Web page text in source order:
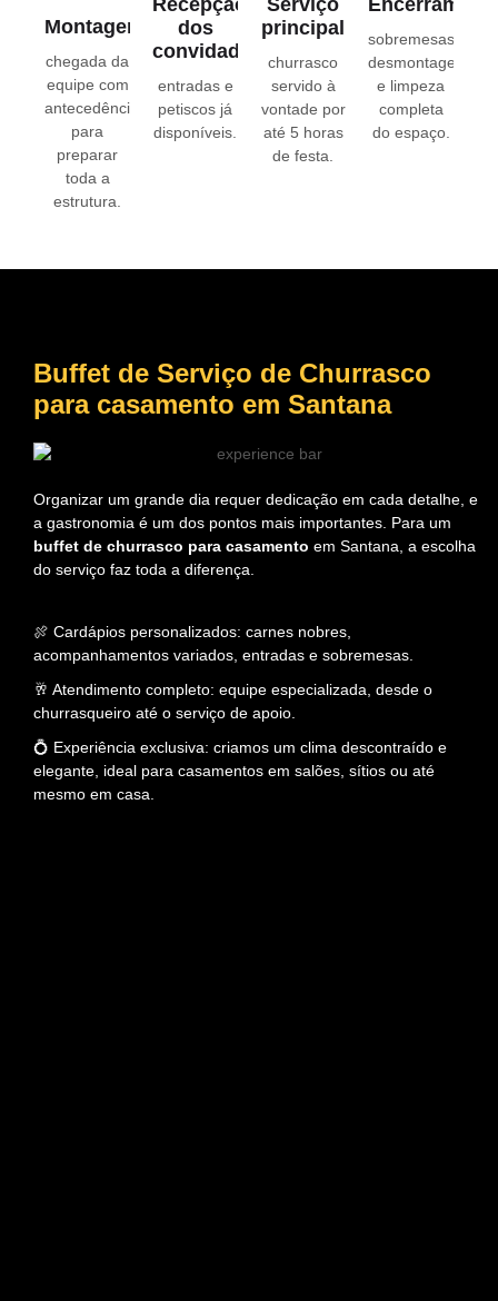
Montagem
chegada da
equipe com
antecedência
para
preparar
toda a
estrutura.
dos
convidados
entradas e
petiscos já
disponíveis.
principal
churrasco
servido à
vontade por
até 5 horas
de festa.
sobremesas,
desmontagem
e limpeza
completa
do espaço.
Buffet de Serviço de Churrasco
para casamento em Santana
Organizar um grande dia requer dedicação em cada detalhe, e
a gastronomia é um dos pontos mais importantes. Para um
buffet de churrasco para casamento em Santana, a escolha
do serviço faz toda a diferença.
🍖 Cardápios personalizados: carnes nobres,
acompanhamentos variados, entradas e sobremesas.
🥂 Atendimento completo: equipe especializada, desde o
churrasqueiro até o serviço de apoio.
💍 Experiência exclusiva: criamos um clima descontraído e
elegante, ideal para casamentos em salões, sítios ou até
mesmo em casa.